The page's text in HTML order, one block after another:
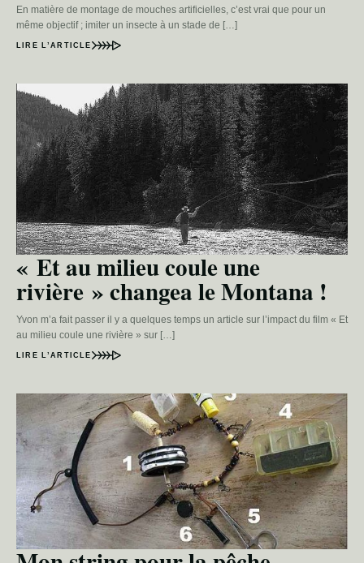
En matière de montage de mouches artificielles, c’est vrai que pour un
même objectif ; imiter un insecte à un stade de […]
LIRE L’ARTICLE
« Et au milieu coule une
rivière » changea le Montana !
Yvon m’a fait passer il y a quelques temps un article sur l’impact du film « Et
au milieu coule une rivière » sur […]
LIRE L’ARTICLE